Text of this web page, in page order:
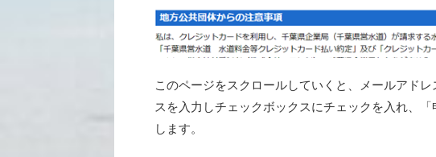
このページをスクロールしていくと、メールアド
スを入力しチェックボックスにチェックを入れ、
します。